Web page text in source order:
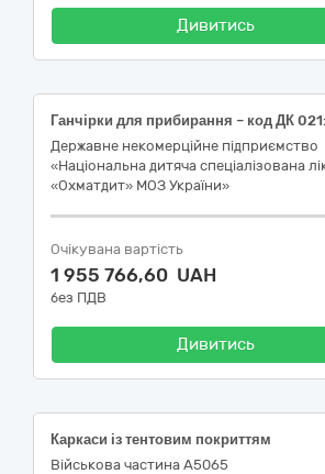
Дивитись
Державне некомерційне підприємство
«Національна дитяча спеціалізована
«Охматдит» МОЗ України»
Очікувана вартість
1 955 766,60 UAH
без ПДВ
Дивитись
Каркаси із тентовим покриттям
Військова частина А5065